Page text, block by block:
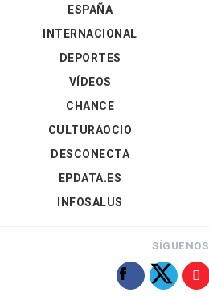
ESPAÑA
INTERNACIONAL
DEPORTES
VÍDEOS
CHANCE
CULTURAOCIO
DESCONECTA
EPDATA.ES
INFOSALUS
SÍGUENOS